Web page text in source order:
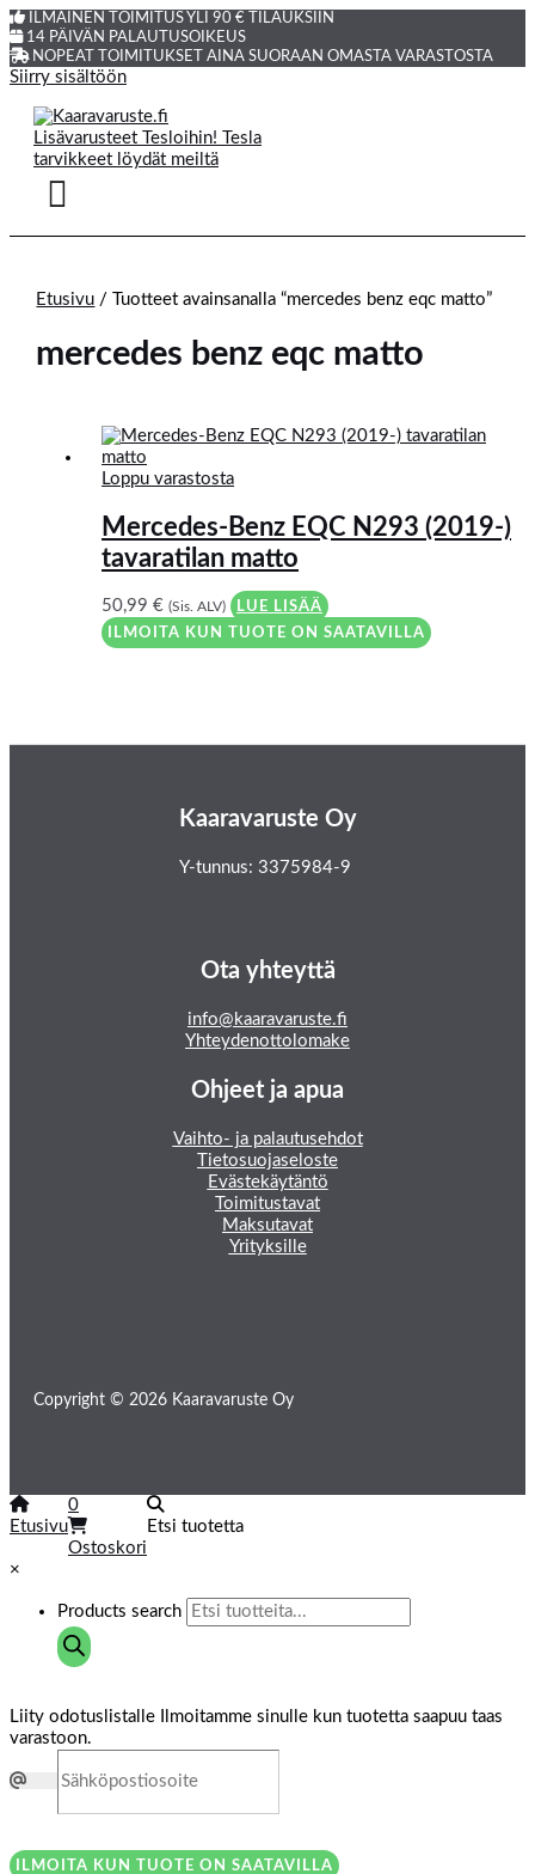
ILMAINEN TOIMITUS YLI 90 € TILAUKSIIN
14 PÄIVÄN PALAUTUSOIKEUS
NOPEAT TOIMITUKSET AINA SUORAAN OMASTA VARASTOSTA
Siirry sisältöön
Etusivu / Tuotteet avainsanalla “mercedes benz eqc matto”
mercedes benz eqc matto
Loppu varastosta
Mercedes-Benz EQC N293 (2019-)
tavaratilan matto
50,99€ (Sis. ALV)
LUE LISÄÄ
ILMOITA KUN TUOTE ON SAATAVILLA
Kaaravaruste Oy
Y-tunnus: 3375984-9
Ota yhteyttä
info@kaaravaruste.fi
Yhteydenottolomake
Ohjeet ja apua
Vaihto- ja palautusehdot
Tietosuojaseloste
Evästekäytäntö
Toimitustavat
Maksutavat
Yrityksille
Copyright © 2026 Kaaravaruste Oy
Etusivu
0
Ostoskori
Etsi tuotetta
×
Products search
Liity odotuslistalle
Ilmoitamme sinulle kun tuotetta saapuu taas
varastoon.
ILMOITA KUN TUOTE ON SAATAVILLA